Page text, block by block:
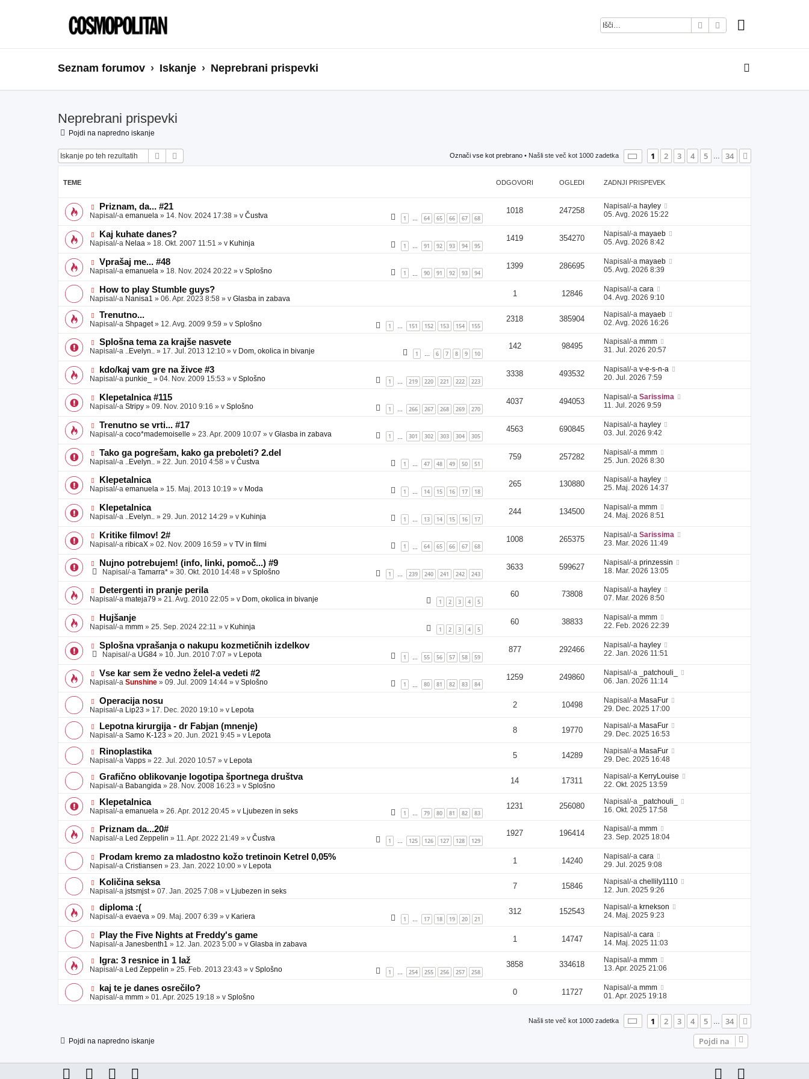
IskanjeNapredno iskanje
Seznam forumov Iskanje Neprebrani prispevki
Neprebrani prispevki
Pojdi na napredno iskanje
Iskanje Označi vse kot prebrano • Našli ste več kot 1000 zadetka Stran 1od34
1 2 3 4 5 34
TEME ODGOVORI OGLEDI ZADNJI PRISPEVEK
N
o
e
o
b
j
a
v
e
Priznam, da... #21
Napisal/-a emanuela » 14. Nov. 2024 17:38 » v Čustva 1 64 65 66 67 68
1018 247258 Napisal/-a hayley
05. Avg. 2026 15:22
N
o
e
b
j
a
v
e
Kaj kuhate danes?
Napisal/-a Nelaa » 18. Okt. 2007 11:51 » v Kuhinja 1 91 92 93 94 95
1419 354270 Napisal/-a mayaeb
05. Avg. 2026 8:42
N
o
v
e
o
b
v
e
Vprašaj me... #48
Napisal/-a emanuela » 18. Nov. 2024 20:22 » v Splošno 1 90 91 92 93 94
1399 286695 Napisal/-a mayaeb
05. Avg. 2026 8:39
N
o
v
e
o
b
a
v
e
How to play Stumble guys?
Napisal/-a Nanisa1 » 06. Apr. 2023 8:58 » v Glasba in zabava
1 12846 Napisal/-a cara
04. Avg. 2026 9:10
N
o
v
e
o
b
j
a
v
e
Trenutno...
Napisal/-a Shpaget» 12. Avg. 2009 9:59 » v Splošno 1 … 151 152 153 154 155
2318 385904 Napisal/-a mayaeb
02. Avg. 2026 16:26
N
o
e
o
b
j
a
v
e
Splošna tema za krajše nasvete
Napisal/-a ..Evelyn.. » 17. Jul. 2013 12:10 » v Dom, okolica in bivanje 1 … 6 7 8 9 10
142 98495 Napisal/-a mmm
31. Jul. 2026 20:57
N
o
e
o
b
j
v
e
kdo/kaj vam gre na živce #3
Napisal/-a punkie_ » 04. Nov. 2009 15:53 » v Splošno 1 219 220 221 222 223
3338 493532 Napisal/-a v-e-s-n-a
20. Jul. 2026 7:59
N
o
e
b
j
v
e
Klepetalnica #115
Napisal/-a Stripy » 09. Nov. 2010 9:16 » v Splošno 1 266 267 268 269 270
4037 494053 Napisal/-a Sarissima
11. Jul. 2026 9:59
N
o
v
e
b
j
a
v
e
Trenutno se vrti... #17
Napisal/-a coco*mademoiselle » 23. Apr. 2009 10:07 » v Glasba in zabava 1 301 302 303 304 305
4563 690845 Napisal/-a hayley
03. Jul. 2026 9:42
N
o
v
e
o
b
j
a
v
e
Tako ga pogrešam, kako ga preboleti? 2.del
Napisal/-a ..Evelyn.. » 22. Jun. 2010 4:58 » v Čustva 1 … 47 48 49 50 51
759 257282 Napisal/-a mmm
25. Jun. 2026 8:30
N
o
e
o
b
j
a
v
e
Klepetalnica
Napisal/-a emanuela » 15. Maj. 2013 10:19 » v Moda 1 … 14 15 16 17 18
265 130880 Napisal/-a hayley
25. Maj. 2026 14:37
N
o
e
o
b
j
a
e
Klepetalnica
Napisal/-a ..Evelyn.. » 29. Jun. 2012 14:29 » v Kuhinja 1 13 14 15 16 17
244 134500 Napisal/-a mmm
24. Maj. 2026 8:51
N
o
v
e
o
j
a
v
e
Kritike filmov! 2#
Napisal/-a ribicaX » 02. Nov. 2009 16:59 » v TV in filmi 1 64 65 66 67 68
1008 265375 Napisal/-a Sarissima
23. Mar. 2026 11:49
N
e
o
b
j
a
v
e
Nujno potrebujem! (info, linki, pomoč...) #9
Napisal/-a Tamarra* » 30. Okt. 2010 14:48 » v Splošno 1 … 239 240 241 242 243
3633 599627 Napisal/-a prinzessin
18. Mar. 2026 13:05
N
o
e
o
b
j
a
e
Detergenti in pranje perila
Napisal/-a mateja79 » 21. Avg. 2010 22:05 » v Dom, okolica in bivanje 1 2 3 4 5
60 73808 Napisal/-a hayley
07. Mar. 2026 8:50
N
o
e
o
j
a
v
e
Hujšanje
Napisal/-a mmm » 25. Sep. 2024 22:11 » v Kuhinja 1 2 3 4 5
60 38833 Napisal/-a mmm
22. Feb. 2026 22:39
N
e
b
j
a
v
e
Splošna vprašanja o nakupu kozmetičnih izdelkov
Napisal/-a UG84 » 10. Jun. 2010 7:07 » v Lepota 1 55 56 57 58 59
877 292466 Napisal/-a hayley
22. Jan. 2026 11:51
N
o
v
e
o
b
a
v
e
Vse kar sem že vedno želel-a vedeti #2
Napisal/-a Sunshine » 09. Jul. 2009 14:44 » v Splošno 1 80 81 82 83 84
1259 249860 Napisal/-a
_patchouli_
06. Jan. 2026 11:14
N
o
v
e
o
b
a
v
e
Operacija nosu
Napisal/-a Lip23 » 17. Dec. 2020 19:10 » v Lepota
2 10498 Napisal/-a MasaFur
29. Dec. 2025 17:00
N
o
v
e
o
b
a
v
e
Lepotna kirurgija - dr Fabjan (mnenje)
Napisal/-a Samo K-123 » 20. Jun. 2021 9:45 » v Lepota
8 19770 Napisal/-a MasaFur
29. Dec. 2025 16:53
N
o
v
e
o
b
a
v
e
Rinoplastika
Napisal/-a Vapps » 22. Jul. 2020 10:57 » v Lepota
5 14289 Napisal/-a MasaFur
29. Dec. 2025 16:48
N
o
v
e
o
b
a
v
e
Grafično oblikovanje logotipa športnega društva
Napisal/-a Babangida » 28. Nov. 2008 16:23 » v Splošno
14 17311 Napisal/-a KerryLouise
22. Okt. 2025 13:59
N
o
v
e
o
b
j
a
v
e
Klepetalnica
Napisal/-a emanuela » 26. Apr. 2012 20:45 » v Ljubezen in seks 1 … 79 80 81 82 83
1231 256080 Napisal/-a
_patchouli_
16. Okt. 2025 17:58
N
o
e
o
b
a
v
e
Priznam da...20#
Napisal/-a Led Zeppelin » 11. Apr. 2022 21:49 » v Čustva 1 … 125 126 127 128 129
1927 196414 Napisal/-a mmm
23. Sep. 2025 18:04
N
o
v
e
o
b
a
e
Prodam kremo za mladostno kožo tretinoin Ketrel 0,05%
Napisal/-a Cristiansen » 23. Jan. 2022 10:00 » v Lepota
1 14240 Napisal/-a cara
29. Jul. 2025 9:08
N
o
v
e
o
a
v
e
Količina seksa
Napisal/-a jstsmjst» 07. Jan. 2025 7:08 » v Ljubezen in seks
7 15846 Napisal/-a chellily1110
12. Jun. 2025 9:26
N
o
e
o
b
a
v
e
diploma :(
Napisal/-a evaeva » 09. Maj. 2007 6:39 » v Kariera 1 … 17 18 19 20 21
312 152543 Napisal/-a krnekson
24. Maj. 2025 9:23
N
o
v
e
o
a
v
Play the Five Nights at Freddy's game
Napisal/-a Janesbenth1 » 12. Jan. 2023 5:00 » v Glasba in zabava
1 14747 Napisal/-a cara
14. Maj. 2025 11:03
N
o
e
o
b
Igra: 3 resnice in 1 laž
Napisal/-a Led Zeppelin » 25. Feb. 2013 23:43 » v Splošno 1 254 255 256 257 258
3858 334618 Napisal/-a mmm
13. Apr. 2025 21:06
N
o
v
j
a
e
kaj te je danes osrečilo?
Napisal/-a mmm » 01. Apr. 2025 19:18 » v Splošno
0 11727 Napisal/-a mmm
01. Apr. 2025 19:18
Našli ste več kot 1000 zadetka Stran 1od34
1 2 3 4 5 34
Pojdi na napredno iskanje Pojdi na